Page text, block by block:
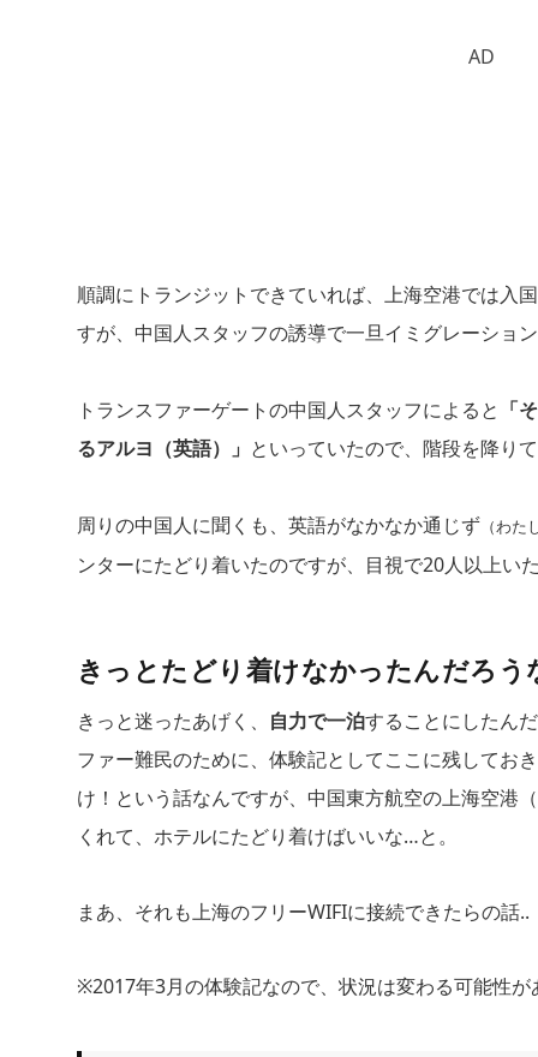
AD
順調にトランジットできていれば、上海空港では入
すが、中国人スタッフの誘導で一旦イミグレーショ
トランスファーゲートの中国人スタッフによると 「
るアルヨ（英語）」 といっていたので、階段を降り
周りの中国人に聞くも、英語がなかなか通じず （わ
ンターにたどり着いたのですが、目視で20人以上い
きっとたどり着けなかったんだろ
きっと迷ったあげく、 自力で一泊することにしたん
ファー難民のために、体験記としてここに残してお
け！という話なんですが、中国東方航空の上海空港
くれて、ホテルにたどり着けばいいな…と。
まあ、それも上海のフリーWIFIに接続できたらの話..
※2017年3月の体験記なので、状況は変わる可能性が